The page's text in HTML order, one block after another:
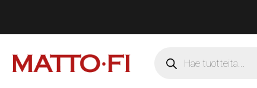
search